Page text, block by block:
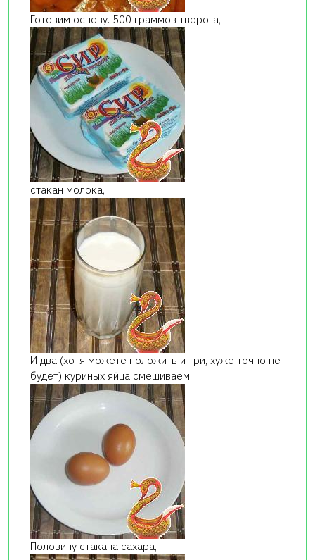
Готовим основу. 500 граммов творога,
стакан молока,
И два (хотя можете положить и три, хуже точно не
будет) куриных яйца смешиваем.
Половину стакана сахара,